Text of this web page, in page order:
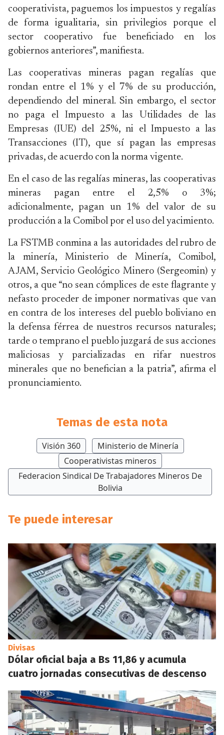
cooperativista, paguemos los impuestos y regalías
de forma igualitaria, sin privilegios porque el
sector cooperativo fue beneficiado en los
gobiernos anteriores”, manifiesta.
Las cooperativas mineras pagan regalías que
rondan entre el 1% y el 7% de su producción,
dependiendo del mineral. Sin embargo, el sector
no paga el Impuesto a las Utilidades de las
Empresas (IUE) del 25%, ni el Impuesto a las
Transacciones (IT), que sí pagan las empresas
privadas, de acuerdo con la norma vigente.
En el caso de las regalías mineras, las cooperativas
mineras pagan entre el 2,5% o 3%;
adicionalmente, pagan un 1% del valor de su
producción a la Comibol por el uso del yacimiento.
La FSTMB conmina a las autoridades del rubro de
la minería, Ministerio de Minería, Comibol,
AJAM, Servicio Geológico Minero (Sergeomin) y
otros, a que “no sean cómplices de este flagrante y
nefasto proceder de imponer normativas que van
en contra de los intereses del pueblo boliviano en
la defensa férrea de nuestros recursos naturales;
tarde o temprano el pueblo juzgará de sus acciones
maliciosas y parcializadas en rifar nuestros
minerales que no benefician a la patria”, afirma el
pronunciamiento.
Temas de esta nota
Visión 360
Ministerio de Minería
Cooperativistas mineros
Federacion Sindical De Trabajadores Mineros De
Bolivia
Te puede interesar
Divisas
Dólar oficial baja a Bs 11,86 y acumula
cuatro jornadas consecutivas de descenso